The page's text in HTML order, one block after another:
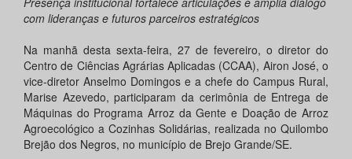
com lideranças e futuros parceiros estratégicos
Na manhã desta sexta-feira, 27 de fevereiro, o diretor do
Centro de Ciências Agrárias Aplicadas (CCAA), Airon José, o
vice-diretor Anselmo Domingos e a chefe do Campus Rural,
Marise Azevedo, participaram da cerimônia de Entrega de
Máquinas do Programa Arroz da Gente e Doação de Arroz
Agroecológico a Cozinhas Solidárias, realizada no Quilombo
Brejão dos Negros, no município de Brejo Grande/SE.